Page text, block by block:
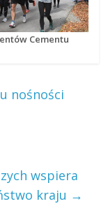
Cementu
nośności
wspiera
kraju →